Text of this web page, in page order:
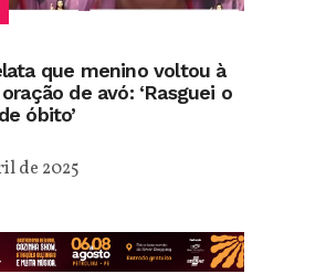
que menino voltou à
de avó: ‘Rasguei o
óbito’
de 2025